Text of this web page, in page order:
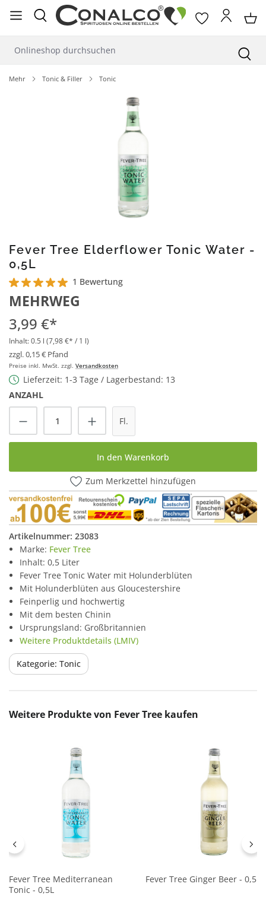
springen
Mehr Tonic & Filler Tonic
Fever Tree Elderflower Tonic Water -
0,5L
Durchschnittliche Bewertung von 5 von 5 Sternen
1 Bewertung
MEHRWEG
3,99 €*
Inhalt:0.5 l (7,98 €* / 1 l)
zzgl. 0,15 € Pfand
Preise inkl. MwSt. zzgl. Versandkosten
Lieferzeit: 1-3 Tage / Lagerbestand: 13
ANZAHL
Produkt Anzahl: Gib den gewünschten
Fl.
In den Warenkorb
Zum Merkzettel hinzufügen
Artikelnummer: 23083
Marke: Fever Tree
Inhalt: 0,5 Liter
Fever Tree Tonic Water mit Holunderblüten
Mit Holunderblüten aus Gloucestershire
Feinperlig und hochwertig
Mit dem besten Chinin
Ursprungsland: Großbritannien
Weitere Produktdetails (LMIV)
Kategorie: Tonic
Produktgalerie überspringen
Weitere Produkte von Fever Tree kaufen
Fever Tree Mediterranean
Tonic - 0,5L
Fever Tree Ginger Beer - 0,5L